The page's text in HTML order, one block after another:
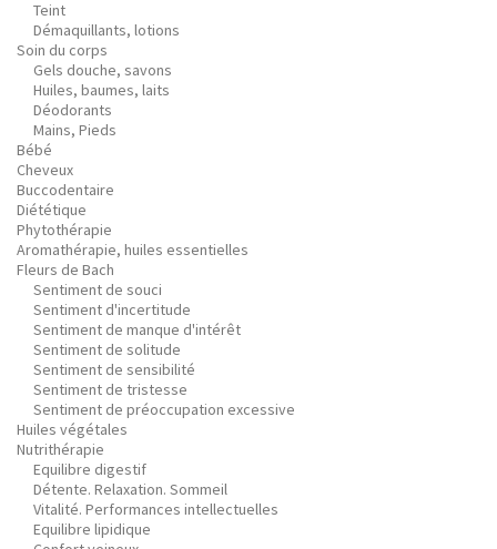
Teint
Démaquillants, lotions
Soin du corps
Gels douche, savons
Huiles, baumes, laits
Déodorants
Mains, Pieds
Bébé
Cheveux
Buccodentaire
Diététique
Phytothérapie
Aromathérapie, huiles essentielles
Fleurs de Bach
Sentiment de souci
Sentiment d'incertitude
Sentiment de manque d'intérêt
Sentiment de solitude
Sentiment de sensibilité
Sentiment de tristesse
Sentiment de préoccupation excessive
Huiles végétales
Nutrithérapie
Equilibre digestif
Détente. Relaxation. Sommeil
Vitalité. Performances intellectuelles
Equilibre lipidique